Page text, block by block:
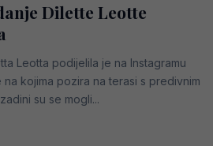
Dilette Leotte
Leotta podijelila je na Instagramu
kojima pozira na terasi s predivnim
su se mogli...